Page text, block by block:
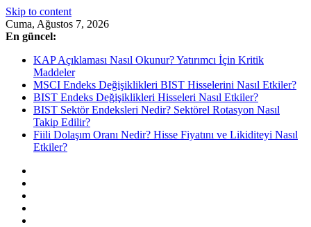
Skip to content
Cuma, Ağustos 7, 2026
En güncel:
KAP Açıklaması Nasıl Okunur? Yatırımcı İçin Kritik
Maddeler
MSCI Endeks Değişiklikleri BIST Hisselerini Nasıl Etkiler?
BIST Endeks Değişiklikleri Hisseleri Nasıl Etkiler?
BIST Sektör Endeksleri Nedir? Sektörel Rotasyon Nasıl
Takip Edilir?
Fiili Dolaşım Oranı Nedir? Hisse Fiyatını ve Likiditeyi Nasıl
Etkiler?